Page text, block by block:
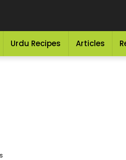
Urdu Recipes Articles